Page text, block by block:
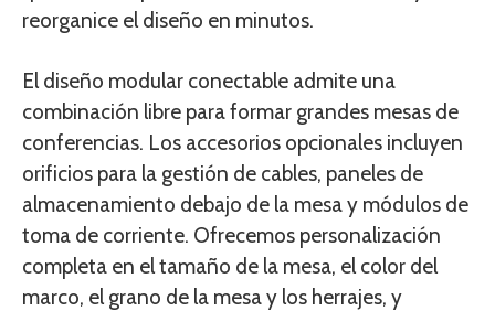
reorganice el diseño en minutos.
El diseño modular conectable admite una
combinación libre para formar grandes mesas de
conferencias. Los accesorios opcionales incluyen
orificios para la gestión de cables, paneles de
almacenamiento debajo de la mesa y módulos de
toma de corriente. Ofrecemos personalización
completa en el tamaño de la mesa, el color del
marco, el grano de la mesa y los herrajes, y